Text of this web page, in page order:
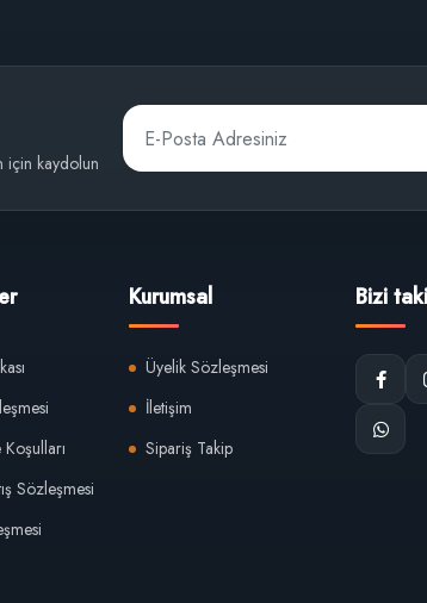
için kaydolun
Sözleşmesi
Kurumsal
Üyelik Sözleşmesi
İletişim
Sipariş Takip
Bizi